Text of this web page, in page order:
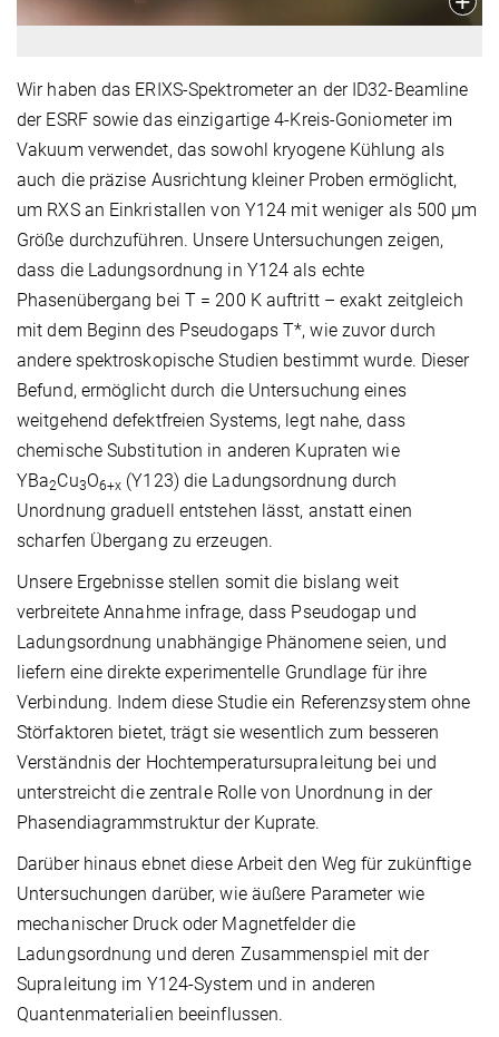
Wir haben das ERIXS-Spektrometer an der ID32-Beamline
der ESRF sowie das einzigartige 4-Kreis-Goniometer im
Vakuum verwendet, das sowohl kryogene Kühlung als
auch die präzise Ausrichtung kleiner Proben ermöglicht,
um RXS an Einkristallen von Y124 mit weniger als 500 μm
Größe durchzuführen. Unsere Untersuchungen zeigen,
dass die Ladungsordnung in Y124 als echte
Phasenübergang bei T = 200 K auftritt – exakt zeitgleich
mit dem Beginn des Pseudogaps T*, wie zuvor durch
andere spektroskopische Studien bestimmt wurde. Dieser
Befund, ermöglicht durch die Untersuchung eines
weitgehend defektfreien Systems, legt nahe, dass
chemische Substitution in anderen Kupraten wie
YBa2Cu3O6+x (Y123) die Ladungsordnung durch
Unordnung graduell entstehen lässt, anstatt einen
scharfen Übergang zu erzeugen.
Unsere Ergebnisse stellen somit die bislang weit
verbreitete Annahme infrage, dass Pseudogap und
Ladungsordnung unabhängige Phänomene seien, und
liefern eine direkte experimentelle Grundlage für ihre
Verbindung. Indem diese Studie ein Referenzsystem ohne
Störfaktoren bietet, trägt sie wesentlich zum besseren
Verständnis der Hochtemperatursupraleitung bei und
unterstreicht die zentrale Rolle von Unordnung in der
Phasendiagrammstruktur der Kuprate.
Darüber hinaus ebnet diese Arbeit den Weg für zukünftige
Untersuchungen darüber, wie äußere Parameter wie
mechanischer Druck oder Magnetfelder die
Ladungsordnung und deren Zusammenspiel mit der
Supraleitung im Y124-System und in anderen
Quantenmaterialien beeinflussen.